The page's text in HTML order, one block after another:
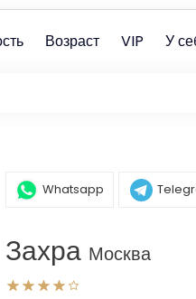
Возраст VIP У
Whatsapp
Захра Москва